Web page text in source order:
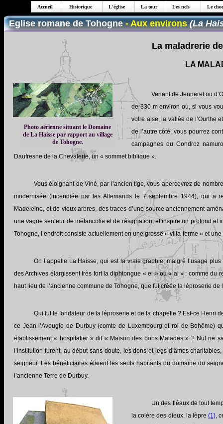
Accueil Historique L'église La tour Les nefs Le
Eglise romane de Tohogne- Aux environs(La
La maladrerie
LA
Photo aérienne situant le Domaine
de La Haisse par rapport au village
de Tohogne.
Venant de Jenneret ou
de 330 m environ où, si vous
votre aise, la vallée de l’Ourthe
de l’autre côté, vous pourrez
campagnes du Condroz
Daufresne de la Chevalerie, un « sommet biblique ».
Vous éloignant de Viné, par l’ancien tige, vous apercevrez de
modernisée (incendiée par les Allemands le 7 septembre 1944), qui a
Madeleine, et de vieux arbres, des traces d’une source anciennement
une vague senteur de mélancolie et de résignation, et inspire un profond et
Tohogne, l’endroit consiste actuellement en une grosse « villa-ferme » et
On l’appelle La Haisse, qui est la vraie graphie, malgré l’usage
des Archives élargissent très fort la diphtongue « ei » ou « ai » ; comme du
haut lieu de l’ancienne commune de Tohogne, que fut créée la léproserie
Qui fut le fondateur de la léproserie et de la chapelle ? Est-ce Henri
ce Jean l’Aveugle de Durbuy (comte de Luxembourg et roi de
établissement « hospitalier » dit « Maison des bons Malades » ? Nul ne
l’institution furent, au début sans doute, les dons et legs d’âmes
seigneur. Les bénéficiaires étaient les seuls habitants du domaine du
l’ancienne Terre de Durbuy.
Un des fléaux de tout
la colère des dieux, la lèpre(1),